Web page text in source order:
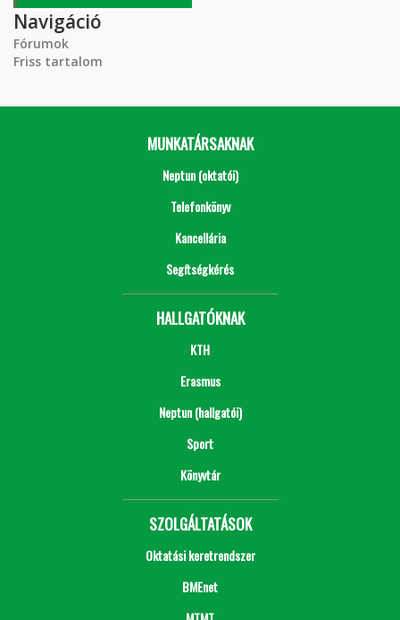
Navigáció
Fórumok
Friss tartalom
MUNKATÁRSAKNAK
Neptun (oktatói)
Telefonkönyv
Kancellária
Segítségkérés
HALLGATÓKNAK
KTH
Erasmus
Neptun (hallgatói)
Sport
Könyvtár
SZOLGÁLTATÁSOK
Oktatási keretrendszer
BMEnet